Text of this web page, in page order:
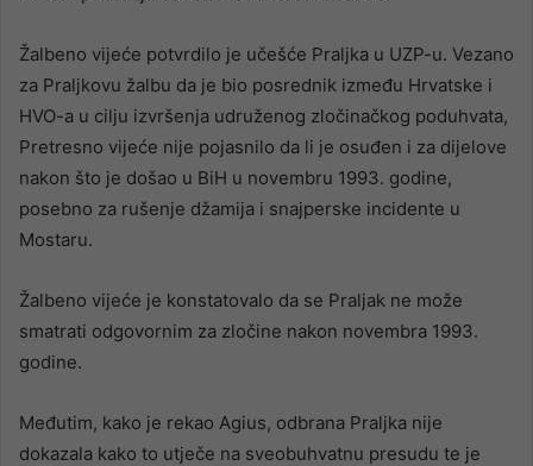
Žalbeno vijeće potvrdilo je učešće Praljka u UZP-u. Vezano
za Praljkovu žalbu da je bio posrednik između Hrvatske i
HVO-a u cilju izvršenja udruženog zločinačkog poduhvata,
Pretresno vijeće nije pojasnilo da li je osuđen i za dijelove
nakon što je došao u BiH u novembru 1993. godine,
posebno za rušenje džamija i snajperske incidente u
Mostaru.
Žalbeno vijeće je konstatovalo da se Praljak ne može
smatrati odgovornim za zločine nakon novembra 1993.
godine.
Međutim, kako je rekao Agius, odbrana Praljka nije
dokazala kako to utječe na sveobuhvatnu presudu te je